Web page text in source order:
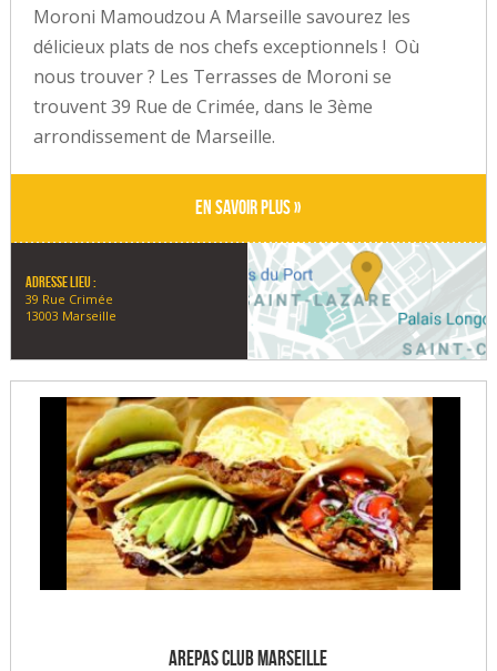
Moroni Mamoudzou A Marseille savourez les
délicieux plats de nos chefs exceptionnels ! Où
nous trouver ? Les Terrasses de Moroni se
trouvent 39 Rue de Crimée, dans le 3ème
arrondissement de Marseille.
En savoir plus »
Adresse lieu :
39 Rue Crimée
13003 Marseille
Arepas Club Marseille